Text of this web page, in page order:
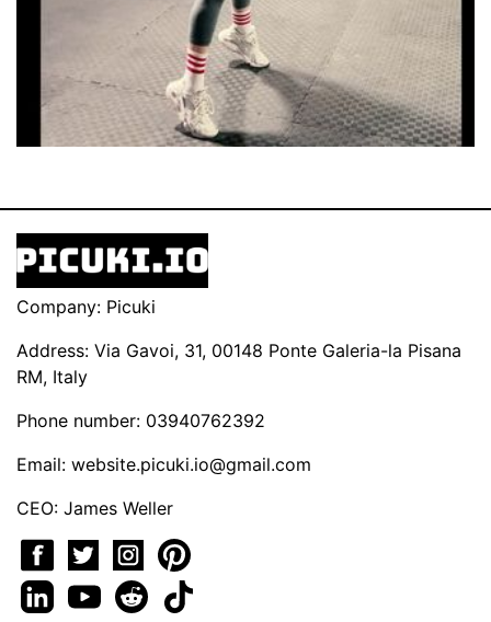
Company: Picuki
Address: Via Gavoi, 31, 00148 Ponte Galeria-la Pisana
RM, Italy
Phone number: 03940762392
Email: website.picuki.io@gmail.com
CEO: James Weller